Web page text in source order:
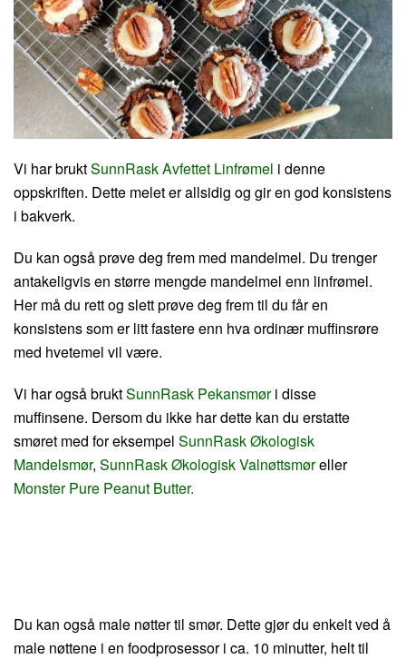
Vi har bruktSunnRask Avfettet Linfrømel i denne
oppskriften. Dette melet er allsidig og gir en god konsistens
i bakverk.
Du kan også prøve deg frem med mandelmel. Du trenger
antakeligvis en større mengde mandelmel enn linfrømel.
Her må du rett og slett prøve deg frem til du får en
konsistens som er litt fastere enn hva ordinær muffinsrøre
med hvetemel vil være.
Vi har også bruktSunnRask Pekansmøri disse
muffinsene. Dersom du ikke har dette kan du erstatte
smøret med for eksempel SunnRask Økologisk
Mandelsmør, SunnRask Økologisk Valnøttsmøreller
Monster Pure Peanut Butter.
Du kan også male nøtter til smør. Dette gjør du enkelt ved å
male nøttene i en foodprosessor i ca. 10 minutter, helt til